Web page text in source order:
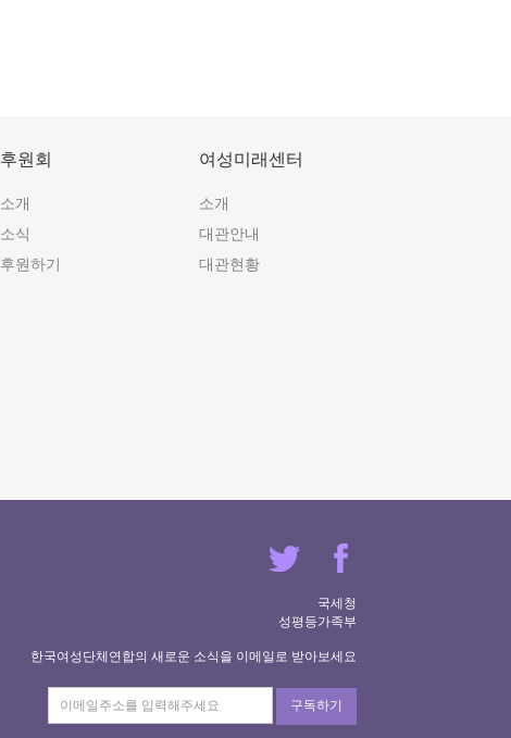
후원회
소개
소식
후원하기
여성미래센터
소개
대관안내
대관현황
국세청
성평등가족부
한국여성단체연합의 새로운 소식을 이메일로 받아보세요
구독하기